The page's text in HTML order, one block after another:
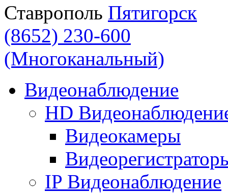
Ставрополь Пятигорск
(8652) 230-600
(Многоканальный)
Видеонаблюдение
HD
Видеокамеры
IP Видеонаблюдение